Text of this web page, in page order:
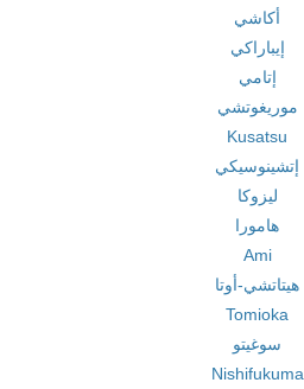
أكاشي
إيباراكي
إتامي
موريغوتشي
Kusatsu
إتشينوسيكي
ليزوكا
هامورا
Ami
هيتاتشي-أوتا
Tomioka
سوغيتو
Nishifukuma